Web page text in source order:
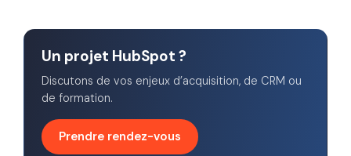
Un projet HubSpot ?
Discutons de vos enjeux d’acquisition, de CRM ou
de formation.
Prendre rendez-vous